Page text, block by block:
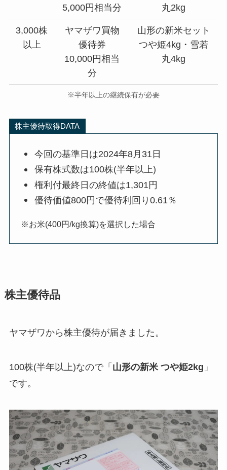
5,000円相当分
丸2kg
3,000株
以上
ヤマザワ買物
優待券
10,000円相当
分
山形の新米セット
つや姫4kg・雪若
丸4kg
※半年以上の継続保有が必要
株主優待取得DATA
今回の基準日は2024年8月31日
保有株式数は100株(半年以上)
権利付最終日の終値は1,301円
優待価値800円で優待利回り0.61％
※お米(400円/kg換算)を選択した場合
株主優待品
ヤマザワから株主優待が届きました。
100株(半年以上)なので「 山形の新米 つや姫2kg 」
です。